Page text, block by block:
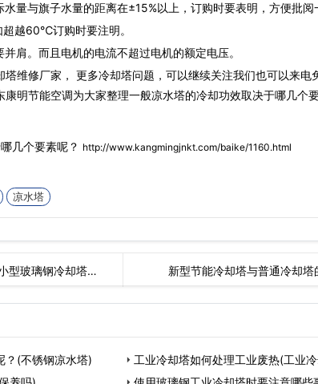
与旗子水量的距离在±15%以上，订购时要表明，方便批阅
越60℃订购时要注明。
。而且电机的电流不超过电机的额定电压。
维修厂家， 更多冷却塔问题，可以继续关注我们也可以来电
康明节能空调为大家整理一般凉水塔的冷却功效取决于哪几个
几个要素呢？ http://www.kangmingjnkt.com/baike/1160.html
凉水塔
型玻璃钢冷却塔… 新型节能冷却塔与普通冷却
？(不锈钢凉水塔)
工业冷却塔如何处理工业废热(工业